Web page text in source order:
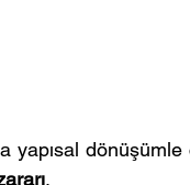
yapısal
.